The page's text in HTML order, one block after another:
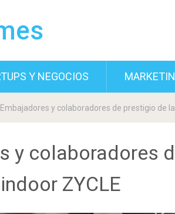
Y NEGOCIOS
Embajadores y colaboradores de prestigio de
y colaboradores
ZYCLE